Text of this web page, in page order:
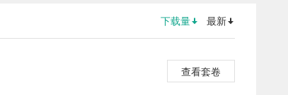
下载量 最新
查看套卷